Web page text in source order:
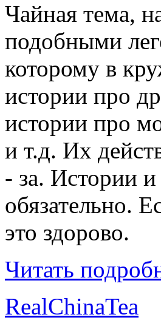
Чайная тема,
подобными
которому в
истории про
истории про
и т.д. Их
- за. Истории
обязательно.
это здорово.
Читать
RealChinaTea